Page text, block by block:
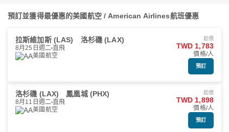
預訂並獲得最優惠的美國航空 / American Airlines航班優惠
拉斯維加斯 (LAS) 洛杉磯 (LAX)
8月25日週二 直飛
美國航空
起價
TWD 1,783
價格/人
預訂
洛杉磯 (LAX) 鳳凰城 (PHX)
8月11日週二 直飛
美國航空
起價
TWD 1,898
價格/人
預訂